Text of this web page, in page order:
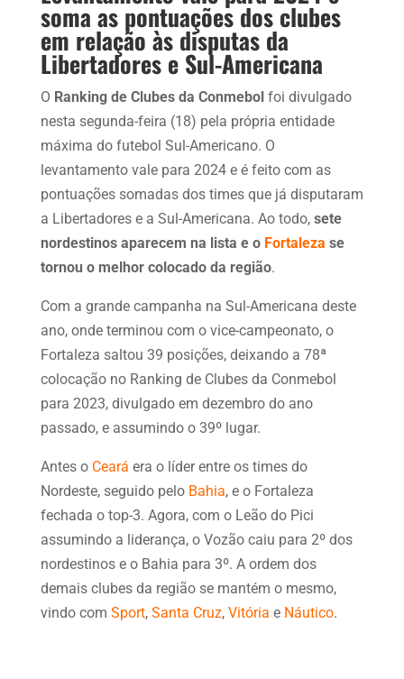
soma as pontuações dos clubes
em relação às disputas da
Libertadores e Sul-Americana
O Ranking de Clubes da Conmebolfoi divulgado
nesta segunda-feira (18) pela própria entidade
máxima do futebol Sul-Americano. O
levantamento vale para 2024 e é feito com as
pontuações somadas dos times que já disputaram
a Libertadores e a Sul-Americana. Ao todo, sete
nordestinos aparecem na lista e o Fortaleza se
tornou o melhor colocado da região.
Com a grande campanha na Sul-Americana deste
ano, onde terminou com o vice-campeonato, o
Fortaleza saltou 39 posições, deixando a 78ª
colocação no Ranking de Clubes da Conmebol
para 2023, divulgado em dezembro do ano
passado, e assumindo o 39º lugar.
Antes o Ceará era o líder entre os times do
Nordeste, seguido pelo Bahia, e o Fortaleza
fechada o top-3. Agora, com o Leão do Pici
assumindo a liderança, o Vozão caiu para 2º dos
nordestinos e o Bahia para 3º. A ordem dos
demais clubes da região se mantém o mesmo,
vindo com Sport, Santa Cruz, Vitória e Náutico.